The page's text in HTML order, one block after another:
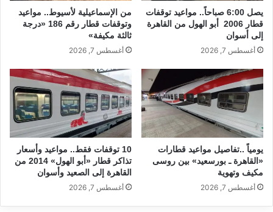
يصل 6:00 صباحاً.. مواعيد توقفات
قطار 2006 أبو الهول من القاهرة
إلى أسوان
أغسطس 7, 2026
من الإسماعيلية لأسيوط.. مواعيد
وتوقفات قطار رقم 186 «درجة
ثالثة مكيفة»
أغسطس 7, 2026
يومياً ..تفاصيل مواعيد قطارات
«القاهرة ـ بورسعيد» بين روسى
مكيف وتهوية
أغسطس 7, 2026
10 توقفات فقط.. مواعيد وأسعار
تذاكر قطار «أبو الهول» 2014 من
القاهرة إلى الصعيد وأسوان
أغسطس 7, 2026